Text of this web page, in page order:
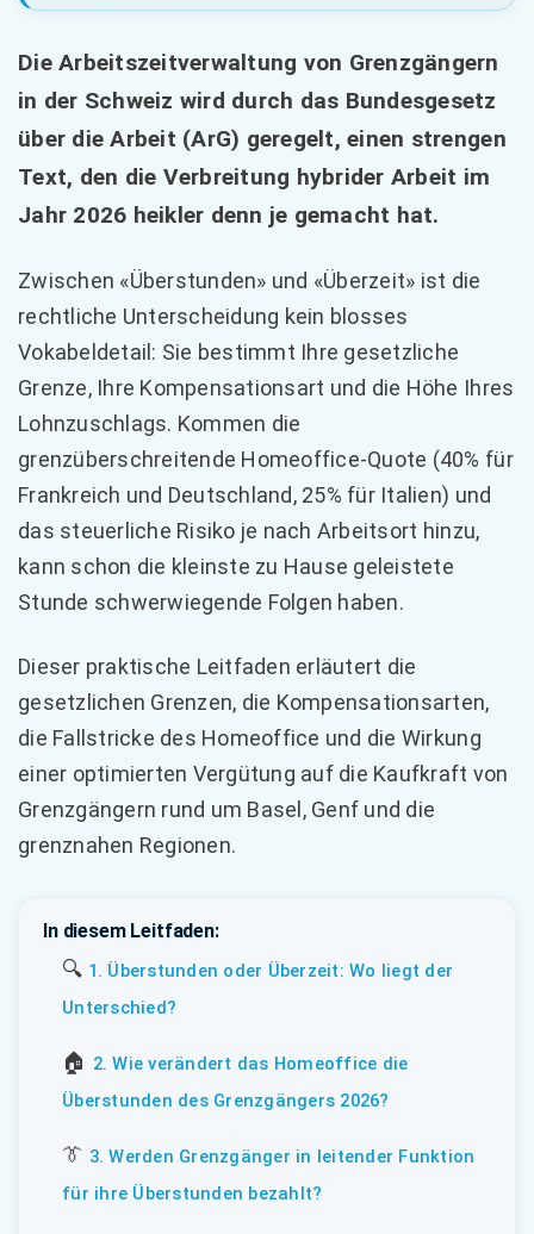
Die Arbeitszeitverwaltung von Grenzgängern
in der Schweiz wird durch das Bundesgesetz
über die Arbeit (ArG) geregelt, einen strengen
Text, den die Verbreitung hybrider Arbeit im
Jahr 2026 heikler denn je gemacht hat.
Zwischen «Überstunden» und «Überzeit» ist die
rechtliche Unterscheidung kein blosses
Vokabeldetail: Sie bestimmt Ihre gesetzliche
Grenze, Ihre Kompensationsart und die Höhe Ihres
Lohnzuschlags. Kommen die
grenzüberschreitende Homeoffice-Quote (40% für
Frankreich und Deutschland, 25% für Italien) und
das steuerliche Risiko je nach Arbeitsort hinzu,
kann schon die kleinste zu Hause geleistete
Stunde schwerwiegende Folgen haben.
Dieser praktische Leitfaden erläutert die
gesetzlichen Grenzen, die Kompensationsarten,
die Fallstricke des Homeoffice und die Wirkung
einer optimierten Vergütung auf die Kaufkraft von
Grenzgängern rund um Basel, Genf und die
grenznahen Regionen.
In diesem Leitfaden:
🔍 1. Überstunden oder Überzeit: Wo liegt der
Unterschied?
🏠 2. Wie verändert das Homeoffice die
Überstunden des Grenzgängers 2026?
👔 3. Werden Grenzgänger in leitender Funktion
für ihre Überstunden bezahlt?